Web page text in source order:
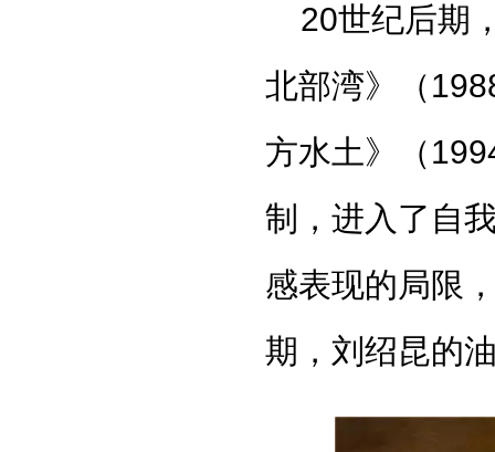
20世纪后期
北部湾》（
方水土》（
制，进入了自
感表现的局限
期，刘绍昆的